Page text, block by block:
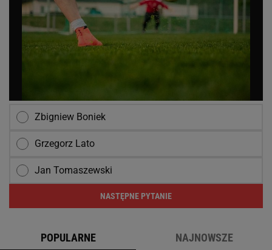
Zbigniew Boniek
Grzegorz Lato
Jan Tomaszewski
NASTĘPNE PYTANIE
POPULARNE NAJNOWSZE